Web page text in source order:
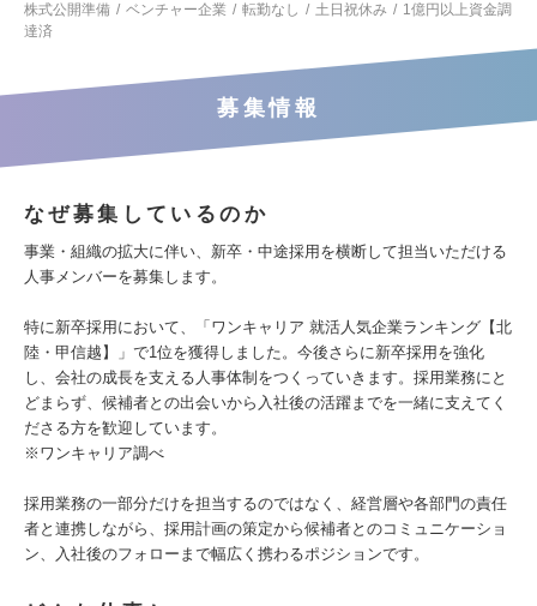
株式公開準備
ベンチャー企業 転勤なし 土日祝休み
1億円以上資金調
達済
募集情報
なぜ募集しているのか
事業・組織の拡大に伴い、新卒・中途採用を横断して担当いただける
人事メンバーを募集します。
特に新卒採用において、「ワンキャリア 就活人気企業ランキング【北
陸・甲信越】」で1位を獲得しました。今後さらに新卒採用を強化
し、会社の成長を支える人事体制をつくっていきます。採用業務にと
どまらず、候補者との出会いから入社後の活躍までを一緒に支えてく
ださる方を歓迎しています。
※ワンキャリア調べ
採用業務の一部分だけを担当するのではなく、経営層や各部門の責任
者と連携しながら、採用計画の策定から候補者とのコミュニケーショ
ン、入社後のフォローまで幅広く携わるポジションです。